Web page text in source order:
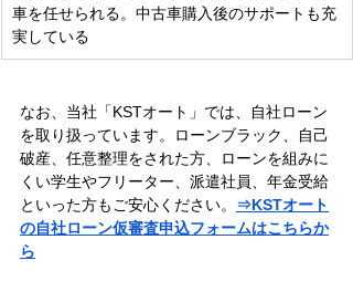
車を任せられる。中古車購入後のサポートも充
実している
なお、当社「KSTオート」では、自社ローン
を取り扱っています。ローンブラック、自己
破産、任意整理をされた方、ローンを組みに
くい学生やフリーター、派遣社員、年金受給
といった方もご安心ください。
⇒KSTオート
の自社ローン仮審査申込フォームはこちらか
ら